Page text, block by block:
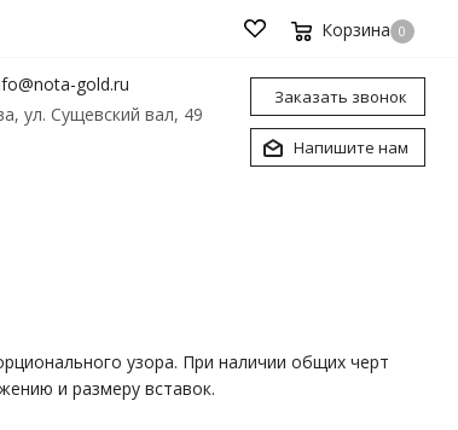
Корзина 0
gold.ru
ул. Сущевский вал, 49
Заказать звонок
Напишите нам
узора. При наличии общих черт
и размеру вставок.